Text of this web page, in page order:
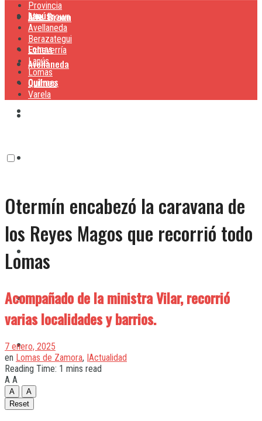
Lanús
Lomas
Quilmes
Alte. Brown
Avellaneda
Lanús
Quilmes
Varela
Provincia
Alte. Brown
Avellaneda
Berazategui
Echeverría
Lanús
Lomas
Quilmes
Varela
Otermín encabezó la caravana de
los Reyes Magos que recorrió todo
Lomas
Acompañado de la ministra Vilar, recorrió
varias localidades y barrios.
7 enero, 2025
en Lomas de Zamora, |Actualidad
Reading Time: 1 mins read
A A
A
A
Reset